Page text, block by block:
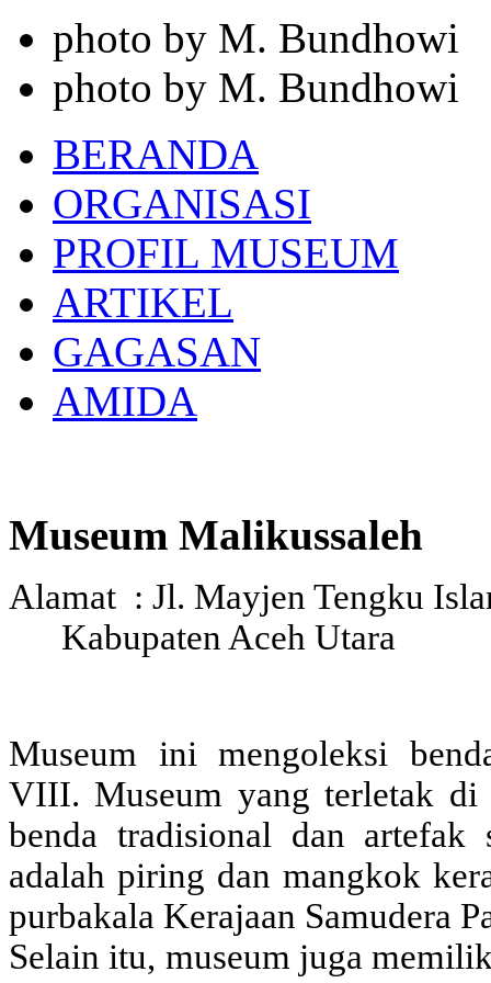
photo by M. Bundhowi
photo by M. Bundhowi
BERANDA
ORGANISASI
PROFIL MUSEUM
ARTIKEL
GAGASAN
AMIDA
Museum Malikussaleh
Alamat : Jl. Mayjen Tengku
Kabupaten Aceh Utara
Museum ini mengoleksi
VIII. Museum yang terletak
benda tradisional dan
adalah piring dan mangkok
purbakala Kerajaan Samudera
Selain itu, museum juga